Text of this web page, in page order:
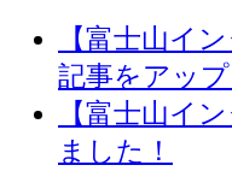
【富士山イ
記事をアップ
【富士山イ
ました！